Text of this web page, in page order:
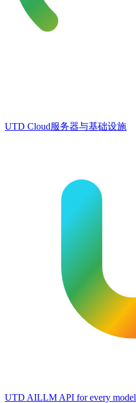
UTD Cloud服务器与基础设施
UTD AILLM API for every model